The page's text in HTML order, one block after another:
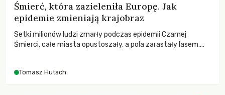
Śmierć, która zazieleniła Europę. Jak
epidemie zmieniają krajobraz
Setki milionów ludzi zmarły podczas epidemii Czarnej
Śmierci, całe miasta opustoszały, a pola zarastały lasem.
największych katastrof w swoich dziejach.
Tomasz Hutsch